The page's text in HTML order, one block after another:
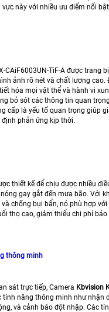
này với nhiều ưu điểm nổi
CAiF6003UN-TiF-A được trang
ảnh rõ nét và chất lượng cao.
hóa mọi vật thể và hành vi
bỏ sót các thông tin quan
cấp là yếu tố quan trọng giúp
phản ứng kịp thời.
thiết kế để chịu được nhiều
gay gắt đến mưa bão. Với
chống bụi bẩn, nó phù hợp với
thọ cao, giảm thiểu chi phí
thông minh
sát trực tiếp, Camera Kbvision
tính năng thông minh như nhận
và cảnh báo đột nhập. Các